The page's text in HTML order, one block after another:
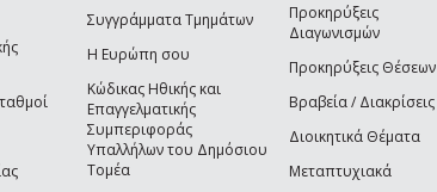
Συγγράμματα Τμημάτων
Η Ευρώπη σου
Κώδικας Ηθικής και
Επαγγελματικής
Συμπεριφοράς
Υπαλλήλων του Δημόσιου
Τομέα
Προκηρύξεις
Διαγωνισμών
Προκηρύξεις Θέσεων
Βραβεία / Διακρίσεις
Διοικητικά Θέματα
Μεταπτυχιακά